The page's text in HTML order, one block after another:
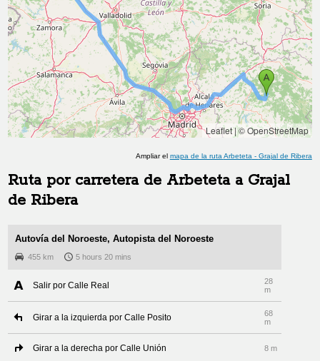
Leaflet|© OpenStreetMap
Ampliar el mapa de la ruta Arbeteta - Grajal de Ribera
Ruta por carretera de Arbetetaa Grajal
de Ribera
Autovía del Noroeste, Autopista del Noroeste
455 km 5 hours 20 mins
Salir por Calle Real
28
m
Girar a la izquierda por Calle Posito
68
m
Girar a la derecha por Calle Unión 8 m